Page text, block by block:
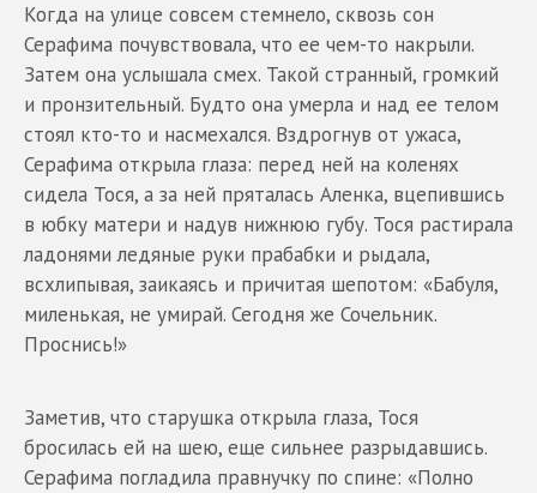
Когда на улице совсем стемнело, сквозь сон
Серафима почувствовала, что ее чем-то накрыли.
Затем она услышала смех. Такой странный, громкий
и пронзительный. Будто она умерла и над ее телом
стоял кто-то и насмехался. Вздрогнув от ужаса,
Серафима открыла глаза: перед ней на коленях
сидела Тося, а за ней пряталась Аленка, вцепившись
в юбку матери и надув нижнюю губу. Тося растирала
ладонями ледяные руки прабабки и рыдала,
всхлипывая, заикаясь и причитая шепотом: «Бабуля,
миленькая, не умирай. Сегодня же Сочельник.
Проснись!»
Заметив, что старушка открыла глаза, Тося
бросилась ей на шею, еще сильнее разрыдавшись.
Серафима погладила правнучку по спине: «Полно